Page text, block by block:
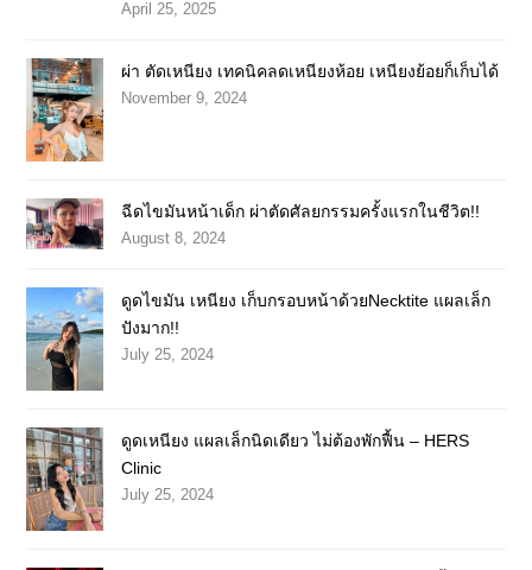
April 25, 2025
ผ่า ตัดเหนียง เทคนิคลดเหนียงห้อย เหนียงย้อยก็เก็บได้
November 9, 2024
ฉีดไขมันหน้าเด็ก ผ่าตัดศัลยกรรมครั้งแรกในชีวิต!!
August 8, 2024
ดูดไขมัน เหนียง เก็บกรอบหน้าด้วยNecktite แผลเล็ก
ปังมาก!!
July 25, 2024
ดูดเหนียง แผลเล็กนิดเดียว ไม่ต้องพักฟื้น – HERS
Clinic
July 25, 2024